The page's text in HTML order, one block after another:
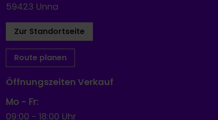
59423 Unna
Zur Standortseite
Route planen
Öffnungszeiten Verkauf
Mo - Fr:
09:00 - 18:00 Uhr